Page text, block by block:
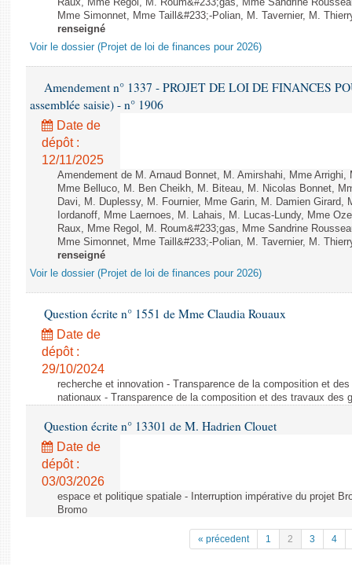
Raux, Mme Regol, M. Roum&#233;gas, Mme Sandrine
Mme Simonnet, Mme Taill&#233;-Polian, M. Tavernier, M.
renseigné
Voir le dossier (Projet de loi de finances pour 2026)
Amendement n° 1337 - PROJET DE LOI DE FINANCES
assemblée saisie) - n° 1906
Date de
dépôt :
12/11/2025
Amendement de M. Arnaud Bonnet, M. Amirshahi, Mme
Mme Belluco, M. Ben Cheikh, M. Biteau, M. Nicolas Bonnet,
Davi, M. Duplessy, M. Fournier, Mme Garin, M. Damien Girard,
Iordanoff, Mme Laernoes, M. Lahais, M. Lucas-Lundy, Mme
Raux, Mme Regol, M. Roum&#233;gas, Mme Sandrine
Mme Simonnet, Mme Taill&#233;-Polian, M. Tavernier, M.
renseigné
Voir le dossier (Projet de loi de finances pour 2026)
Question écrite n° 1551 de Mme Claudia Rouaux
Date de
dépôt :
29/10/2024
recherche et innovation - Transparence de la composition et
nationaux - Transparence de la composition et des travaux des
Question écrite n° 13301 de M. Hadrien Clouet
Date de
dépôt :
03/03/2026
espace et politique spatiale - Interruption impérative du projet
Bromo
« précedent 1 2 3 4